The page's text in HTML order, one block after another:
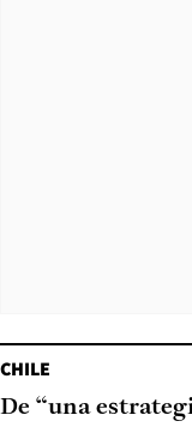
CHILE
De “una